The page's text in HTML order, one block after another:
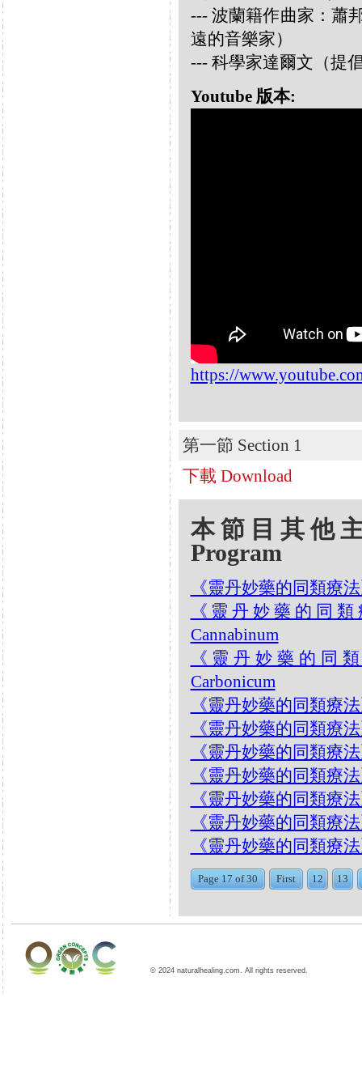
--- 波蘭籍作曲家：蕭
遠的音樂家）
--- 科學家達爾文（提
Youtube 版本:
https://
第一節 Section 1
下載 Download
本節目其他
Program
《靈丹妙藥的同類療
《靈丹妙藥的同類
Cannabinum
《靈丹妙藥的同
Carbonicum
《靈丹妙藥的同類療
《靈丹妙藥的同類療
《靈丹妙藥的同類療
《靈丹妙藥的同類療
《靈丹妙藥的同類療
《靈丹妙藥的同類療
《靈丹妙藥的同類療
Page 17 of 30 First 12 13
© 2024 naturalhealing.com. All rights reserved.